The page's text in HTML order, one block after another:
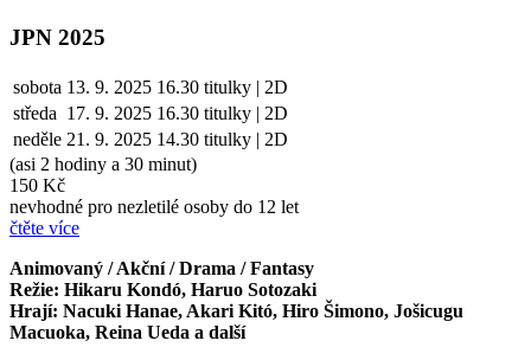
JPN 2025
sobota 13. 9. 2025 16.30 titulky | 2D
středa 17. 9. 2025 16.30 titulky | 2D
neděle 21. 9. 2025 14.30 titulky | 2D
(asi 2 hodiny a 30 minut)
150 Kč
nevhodné pro nezletilé osoby do 12 let
čtěte více
Animovaný / Akční / Drama / Fantasy
Režie: Hikaru Kondó, Haruo Sotozaki
Hrají: Nacuki Hanae, Akari Kitó, Hiro Šimono, Jošicugu
Macuoka, Reina Ueda a další